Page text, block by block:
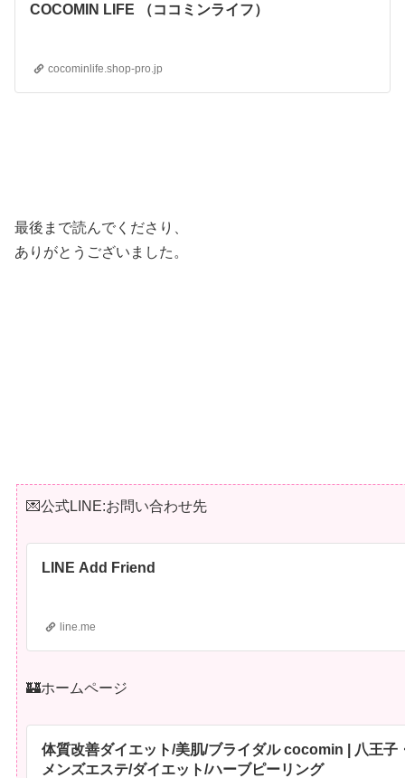
COCOMIN LIFE （ココミンライフ）
cocominlife.shop-pro.jp
最後まで読んでくださり、
ありがとうございました。
💌公式LINE:お問い合わせ先
LINE Add Friend
line.me
🏰ホームページ
体質改善ダイエット/美肌/ブライダル cocomin | 八王子
メンズエステ/ダイエット/ハーブピーリング